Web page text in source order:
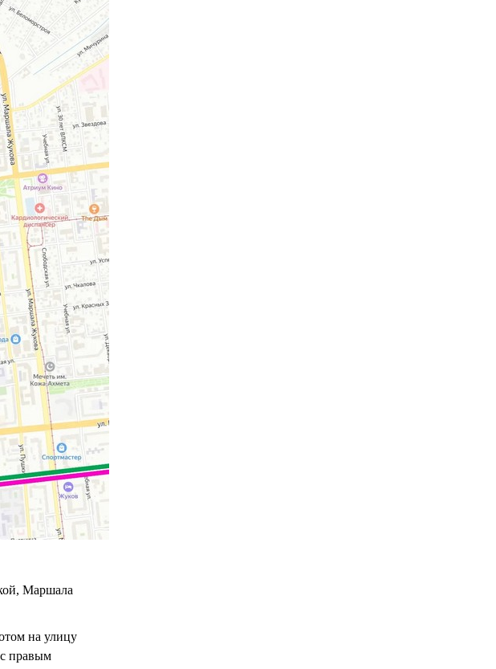
Маршала
на улицу
правым